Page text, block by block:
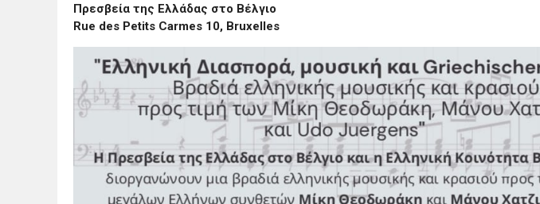
Πρεσβεία της Ελλάδας στο Βέλγιο
Rue des Petits Carmes 10, Bruxelles